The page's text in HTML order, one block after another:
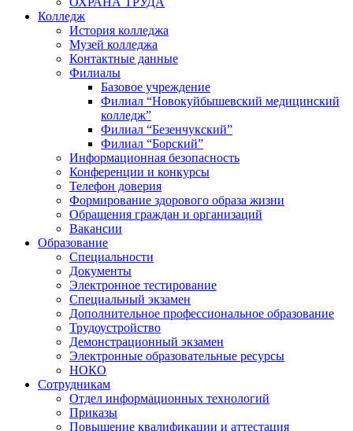
Колледж
История колледжа
Музей колледжа
Контактные данные
Филиалы
Базовое учреждение
Филиал “Новокуйбышевский медицинский
колледж”
Филиал “Безенчукский”
Филиал “Борский”
Информационная безопасность
Конференции и конкурсы
Телефон доверия
Формирование здорового образа жизни
Обращения граждан и организаций
Вакансии
Образование
Специальности
Документы
Электронное тестирование
Специальный экзамен
Дополнительное профессиональное образование
Трудоустройство
Демонстрационный экзамен
Электронные образовательные ресурсы
НОКО
Сотрудникам
Отдел информационных технологий
Приказы
Повышение квалификации и аттестация